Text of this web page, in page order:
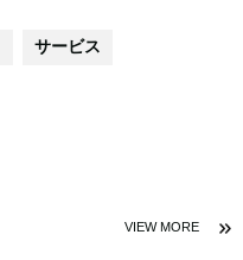
サービス
VIEW MORE